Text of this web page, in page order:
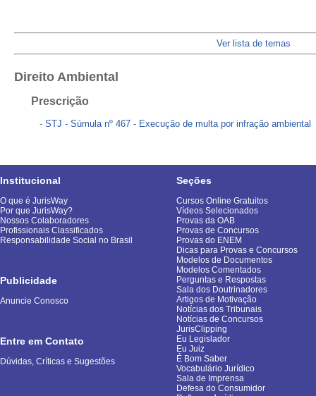
Ver lista de temas
Direito Ambiental
Prescrição
- STJ - Súmula nº 467 - Execução de multa por infração ambiental
Institucional
O que é JurisWay
Por que JurisWay?
Nossos Colaboradores
Profissionais Classificados
Responsabilidade Social no Brasil
Publicidade
Anuncie Conosco
Entre em Contato
Dúvidas, Críticas e Sugestões
Seções
Cursos Online Gratuitos
Vídeos Selecionados
Provas da OAB
Provas de Concursos
Provas do ENEM
Dicas para Provas e Concursos
Modelos de Documentos
Modelos Comentados
Perguntas e Respostas
Sala dos Doutrinadores
Artigos de Motivação
Notícias dos Tribunais
Notícias de Concursos
JurisClipping
Eu Legislador
Eu Juiz
É Bom Saber
Vocabulário Jurídico
Sala de Imprensa
Defesa do Consumidor